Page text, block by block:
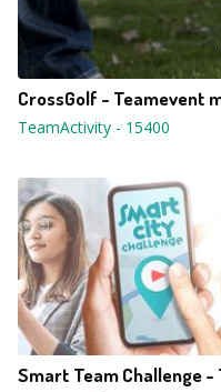
CrossGolf - Teamevent
TeamActivity - 15400
Smart Team Challenge